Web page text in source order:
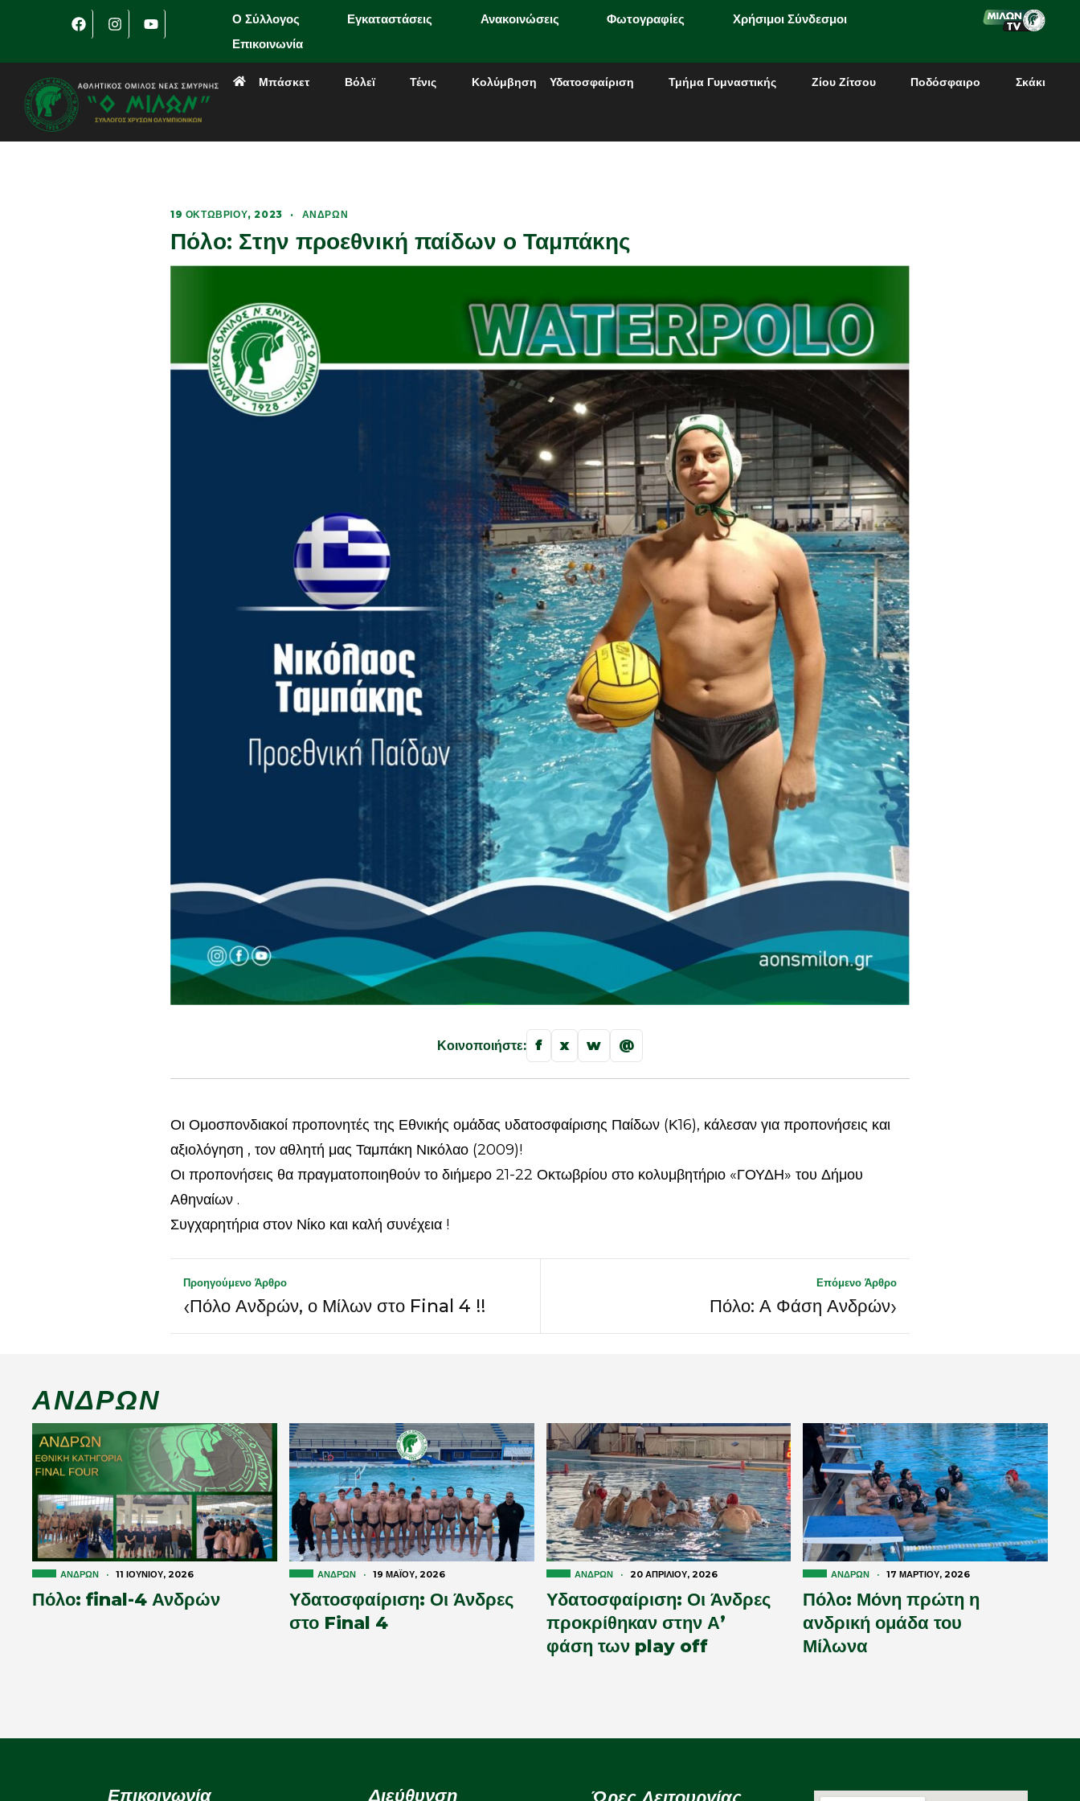
Ο Σύλλογος Εγκαταστάσεις Ανακοινώσεις Φωτογραφίες
Χρήσιμοι Σύνδεσμοι
Επικοινωνία
Μπάσκετ Βόλεϊ Τένις Κολύμβηση Υδατοσφαίριση Τμήμα Γυμναστικής Ζίου Ζίτσου Ποδόσφαιρο Σκάκι
19 ΟΚΤΩΒΡΊΟΥ, 2023 · ΑΝΔΡΏΝ
Πόλο: Στην προεθνική παίδων ο Ταμπάκης
Κοινοποιήστε: f x w @
Οι Ομοσπονδιακοί προπονητές της Εθνικής ομάδας υδατοσφαίρισης Παίδων (Κ16), κάλεσαν για προπονήσεις και
αξιολόγηση , τον αθλητή μας Ταμπάκη Νικόλαο (2009)!
Οι προπονήσεις θα πραγματοποιηθούν το διήμερο 21-22 Οκτωβρίου στο κολυμβητήριο «ΓΟΥΔΗ» του Δήμου
Αθηναίων .
Συγχαρητήρια στον Νίκο και καλή συνέχεια !
Προηγούμενο Άρθρο
‹Πόλο Ανδρών, ο Μίλων στο Final 4 !!
Επόμενο Άρθρο
›
Πόλο: Α Φάση Ανδρών
ΑΝΔΡΏΝ
ΑΝΔΡΏΝ · 11 ΙΟΥΝΊΟΥ, 2026
Πόλο: final-4 Ανδρών
ΑΝΔΡΏΝ · 19 ΜΑΪ́ΟΥ, 2026
Υδατοσφαίριση: Οι Άνδρες
στο Final 4
ΑΝΔΡΏΝ · 20 ΑΠΡΙΛΊΟΥ, 2026
Υδατοσφαίριση: Οι Άνδρες
προκρίθηκαν στην Α’
φάση των play off
ΑΝΔΡΏΝ · 17 ΜΑΡΤΊΟΥ, 2026
Πόλο: Μόνη πρώτη η
ανδρική ομάδα του
Μίλωνα
Επικοινωνία Διεύθυνση